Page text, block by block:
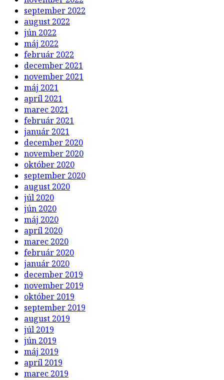
september 2022
august 2022
jún 2022
máj 2022
február 2022
december 2021
november 2021
máj 2021
apríl 2021
marec 2021
február 2021
január 2021
december 2020
november 2020
október 2020
september 2020
august 2020
júl 2020
jún 2020
máj 2020
apríl 2020
marec 2020
február 2020
január 2020
december 2019
november 2019
október 2019
september 2019
august 2019
júl 2019
jún 2019
máj 2019
apríl 2019
marec 2019